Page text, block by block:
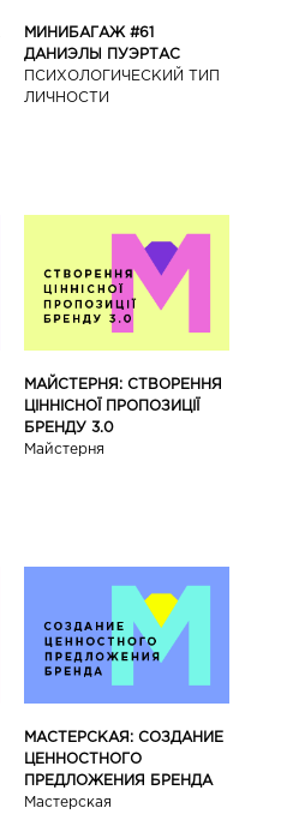
МИНИБАГАЖ #61
ДАНИЭЛЫ ПУЭРТАС
ПСИХОЛОГИЧЕСКИЙ ТИП
ЛИЧНОСТИ
МАЙСТЕРНЯ: СТВОРЕННЯ
ЦІННІСНОЇ ПРОПОЗИЦІЇ
БРЕНДУ 3.0
Майстерня
МАСТЕРСКАЯ: СОЗДАНИЕ
ЦЕННОСТНОГО
ПРЕДЛОЖЕНИЯ БРЕНДА
Мастерская